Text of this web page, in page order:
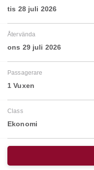
tis 28 juli 2026
Återvända
ons 29 juli 2026
Passagerare
1 Vuxen
Class
Ekonomi